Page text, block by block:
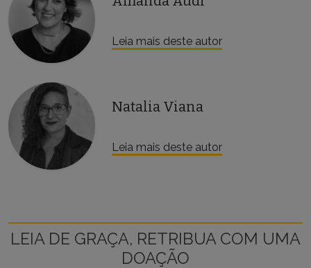
Leia mais deste autor
Natalia Viana
Leia mais deste autor
LEIA DE GRAÇA, RETRIBUA COM UMA
DOAÇÃO